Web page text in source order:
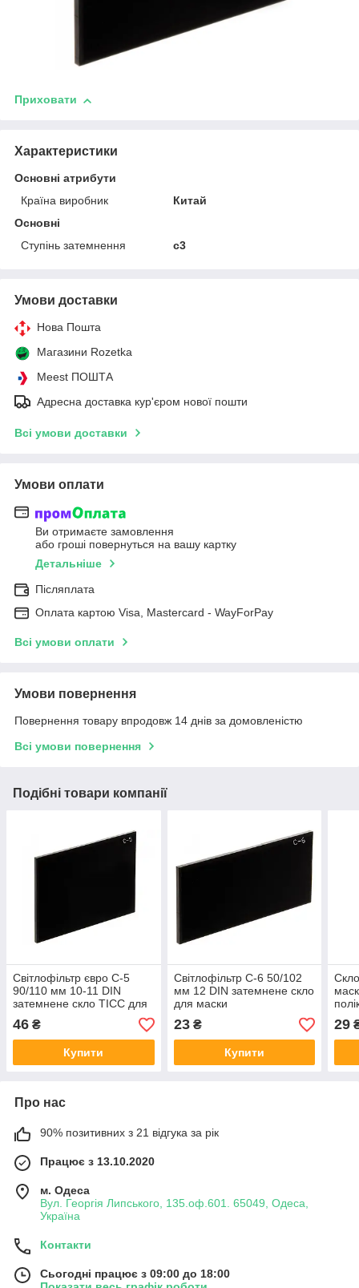
Приховати
Характеристики
Основні атрибути
Країна виробник
Китай
Основні
Ступінь затемнення
с3
Умови доставки
Нова Пошта
Магазини Rozetka
Meest ПОШТА
Адресна доставка кур'єром нової пошти
Всі умови доставки
Умови оплати
Ви отримаєте замовлення
або гроші повернуться на вашу картку
Детальніше
Післяплата
Оплата картою Visa, Mastercard - WayForPay
Всі умови оплати
Умови повернення
Повернення товару впродовж 14 днів за домовленістю
Всі умови повернення
Подібні товари компанії
Світлофільтр євро С-5
90/110 мм 10-11 DIN
затемнене скло ТІСС для
маски
46 ₴
Купити
Світлофільтр С-6 50/102
мм 12 DIN затемнене скло
для маски
23₴
Купити
29
Про нас
90% позитивних з 21 відгука за рік
Працює з 13.10.2020
м. Одеса
Вул. Георгія Липського, 135.оф.601. 65049, Одеса,
Україна
Контакти
Сьогодні працює з 09:00 до 18:00